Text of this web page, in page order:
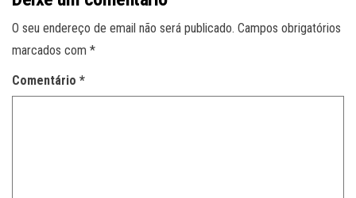
O seu endereço de email não será publicado. Campos obrigatórios
marcados com *
Comentário *